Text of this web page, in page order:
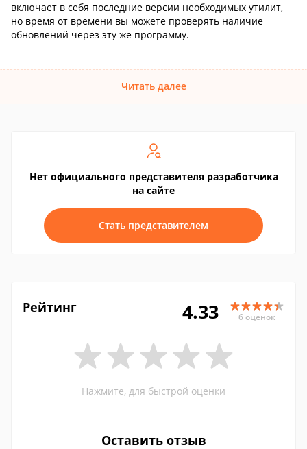
включает в себя последние версии необходимых утилит,
но время от времени вы можете проверять наличие
обновлений через эту же программу.
Читать далее
Нет официального представителя разработчика
на сайте
Стать представителем
Рейтинг 4.33 6 оценок
Нажмите, для быстрой оценки
Оставить отзыв